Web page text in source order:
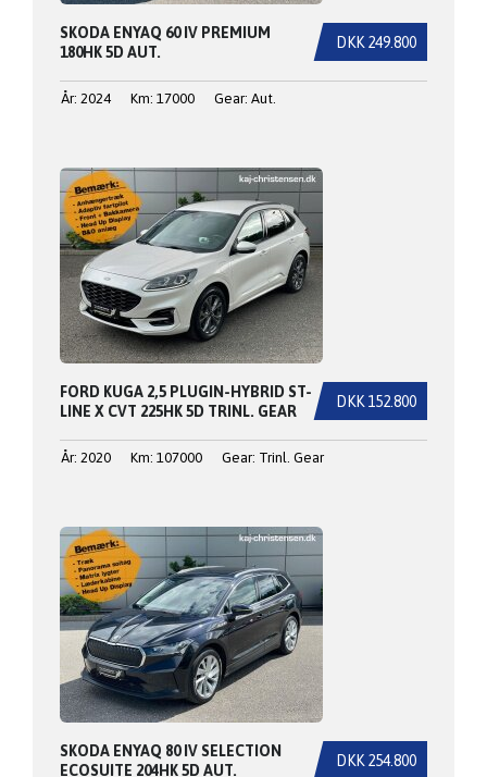
DKK 249.800
SKODA ENYAQ 60 IV PREMIUM
180HK 5D AUT.
År: 2024 Km: 17000 Gear: Aut.
DKK 152.800
FORD KUGA 2,5 PLUGIN-HYBRID ST-
LINE X CVT 225HK 5D TRINL. GEAR
År: 2020 Km: 107000 Gear: Trinl. Gear
DKK 254.800
SKODA ENYAQ 80 IV SELECTION
ECOSUITE 204HK 5D AUT.